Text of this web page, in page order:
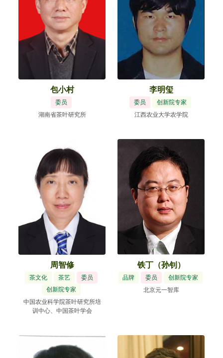
包小村
委员
湖南省茶叶研究所
李明玺
委员
创新院专家
江西农业大学农学院
周智修
茶文化 茶艺
委员
创新院专家
中国农业科学院茶叶研究所培
训中心、中国茶叶学会
铁丁（孙钊）
品牌 委员
创新院专家
北京元一智库